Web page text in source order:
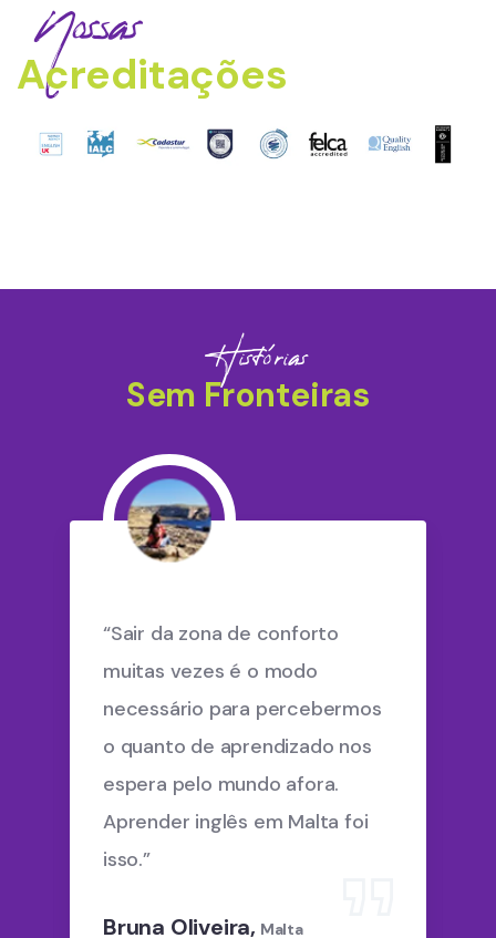
Nossas
Acreditações
Histórias
Sem Fronteiras
“Sair da zona de conforto
muitas vezes é o modo
necessário para percebermos
o quanto de aprendizado nos
espera pelo mundo afora.
Aprender inglês em Malta foi
isso.”
Bruna Oliveira, Malta